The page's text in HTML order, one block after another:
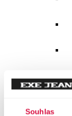
Souhlas